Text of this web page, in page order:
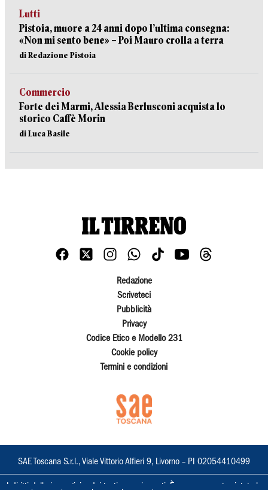
Lutti
Pistoia, muore a 24 anni dopo l’ultima consegna:
«Non mi sento bene» – Poi Mauro crolla a terra
di Redazione Pistoia
Commercio
Forte dei Marmi, Alessia Berlusconi acquista lo
storico Caffè Morin
di Luca Basile
Redazione
Scriveteci
Pubblicità
Privacy
Codice Etico e Modello 231
Cookie policy
Termini e condizioni
SAE Toscana S.r.l., Viale Vittorio Alfieri 9, Livorno – PI 02054410499
I diritti delle immagini e dei testi sono riservati. È espressamente vietata la